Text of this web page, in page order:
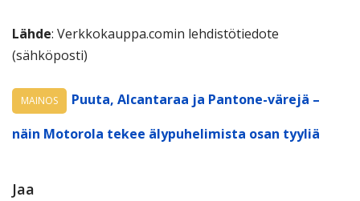
Lähde: Verkkokauppa.comin lehdistötiedote
(sähköposti)
MAINOS
Puuta, Alcantaraa ja Pantone-värejä –
näin Motorola tekee älypuhelimista osan tyyliä
Jaa